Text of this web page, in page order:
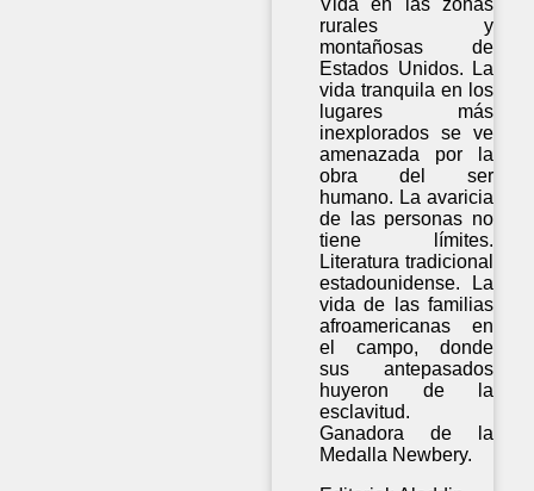
Vida en las zonas
rurales y
montañosas de
Estados Unidos. La
vida tranquila en los
lugares más
inexplorados se ve
amenazada por la
obra del ser
humano. La avaricia
de las personas no
tiene límites.
Literatura tradicional
estadounidense. La
vida de las familias
afroamericanas en
el campo, donde
sus antepasados
huyeron de la
esclavitud.
Ganadora de la
Medalla Newbery.